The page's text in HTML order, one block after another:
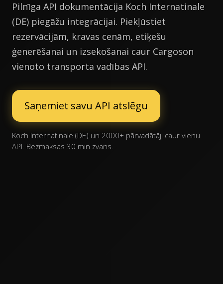
Pilnīga API dokumentācija Koch Internatinale
(DE) piegāžu integrācijai. Piekļūstiet
rezervācijām, kravas cenām, etiķešu
ģenerēšanai un izsekošanai caur Cargoson
vienoto transporta vadības API.
Saņemiet savu API atslēgu
Koch Internatinale (DE) un 2000+ pārvadātāji caur vienu
API. Bezmaksas 30 min zvans.